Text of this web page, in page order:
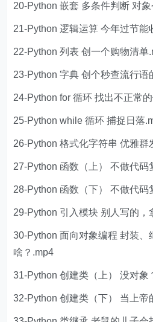
20-Python 嵌套 多条件判断 对
21-Python 逻辑运算 今年过节能
22-Python 列表 创一个购物清单
23-Python 字典 创个秒查流行语
24-Python for 循环 找出不正常
25-Python while 循环 捕捉日落
26-Python 格式化字符串 优雅群
27-Python 函数（上） 不做代码
28-Python 函数（下） 不做代码
29-Python 引入模块 别人写的，
30-Python 面向对象编程 封装、
啥？.mp4
31-Python 创建类（上） 没对象
32-Python 创建类（下） 当上帝